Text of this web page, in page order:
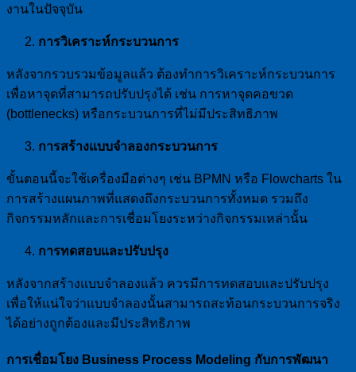
งานในปัจจุบัน
การวิเคราะห์กระบวนการ
หลังจากรวบรวมข้อมูลแล้ว ต้องทำการวิเคราะห์กระบวนการ
เพื่อหาจุดที่สามารถปรับปรุงได้ เช่น การหาจุดคอขวด
(bottlenecks) หรือกระบวนการที่ไม่มีประสิทธิภาพ
การสร้างแบบจำลองกระบวนการ
ขั้นตอนนี้จะใช้เครื่องมือต่างๆ เช่น BPMN หรือ Flowcharts ใน
การสร้างแผนภาพที่แสดงถึงกระบวนการทั้งหมด รวมถึง
กิจกรรมหลักและการเชื่อมโยงระหว่างกิจกรรมเหล่านั้น
การทดสอบและปรับปรุง
หลังจากสร้างแบบจำลองแล้ว ควรมีการทดสอบและปรับปรุง
เพื่อให้แน่ใจว่าแบบจำลองนั้นสามารถสะท้อนกระบวนการจริง
ได้อย่างถูกต้องและมีประสิทธิภาพ
การเชื่อมโยง Business Process Modeling กับการพัฒนา